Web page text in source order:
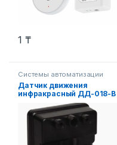
1 ₸
Системы автоматизации
Датчик движения
инфракрасный ДД-018-B
1200Вт 220 град. 12м, IP44
черный